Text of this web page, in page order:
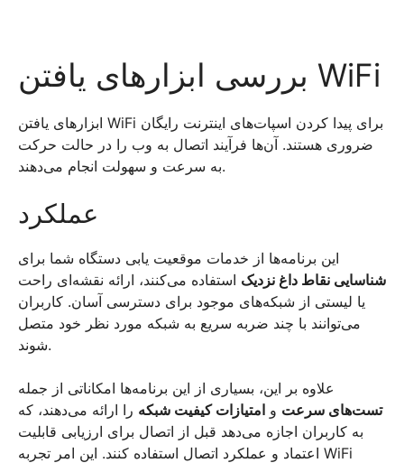
بررسی ابزارهای یافتن WiFi
ابزارهای یافتن WiFi برای پیدا کردن اسپات‌های اینترنت رایگان
ضروری هستند. آن‌ها فرآیند اتصال به وب را در حالت حرکت
به سرعت و سهولت انجام می‌دهند.
عملکرد
این برنامه‌ها از خدمات موقعیت یابی دستگاه شما برای
شناسایی نقاط داغ نزدیک استفاده می‌کنند، ارائه نقشه‌ای راحت
یا لیستی از شبکه‌های موجود برای دسترسی آسان. کاربران
می‌توانند با چند ضربه سریع به شبکه مورد نظر خود متصل
شوند.
علاوه بر این، بسیاری از این برنامه‌ها امکاناتی از جمله
تست‌های سرعت و امتیازات کیفیت شبکه را ارائه می‌دهند، که
به کاربران اجازه می‌دهد قبل از اتصال برای ارزیابی قابلیت
اعتماد و عملکرد اتصال استفاده کنند. این امر تجربه WiFi